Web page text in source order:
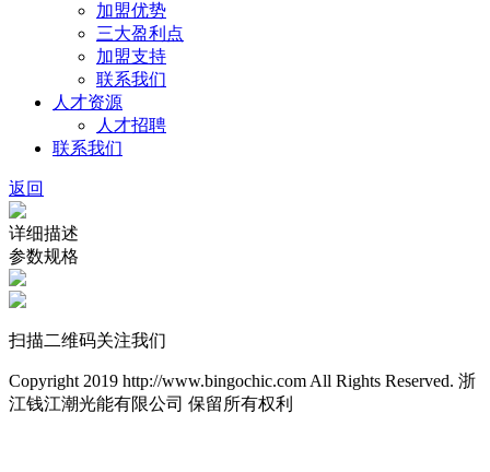
加盟优势
三大盈利点
加盟支持
联系我们
人才资源
人才招聘
联系我们
返回
详细描述
参数规格
扫描二维码关注我们
Copyright 2019 http://www.bingochic.com All Rights Reserved. 浙
江钱江潮光能有限公司 保留所有权利